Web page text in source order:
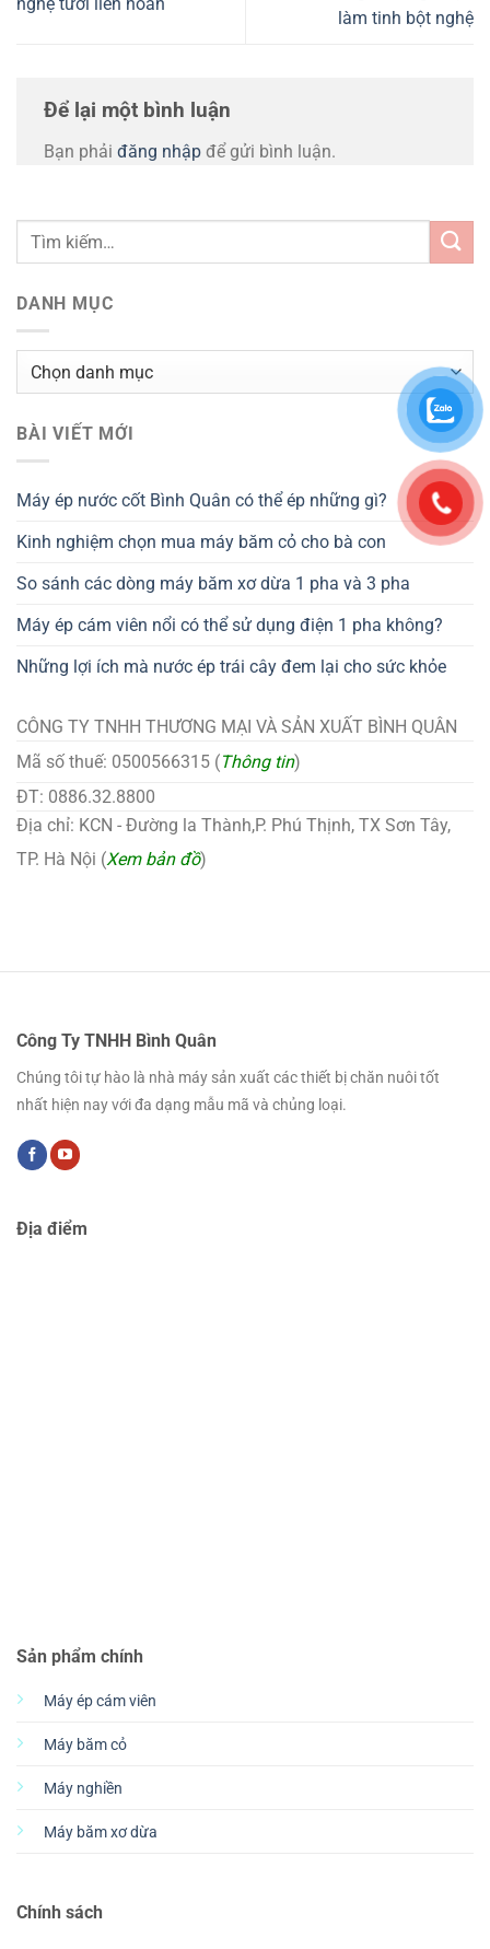
làm tinh bột nghệ
Để lại một bình luận
Bạn phải đăng nhập để gửi bình luận.
DANH MỤC
Danh
BÀI VIẾT MỚI
Máy ép nước cốt Bình Quân có thể ép những gì?
Kinh nghiệm chọn mua máy băm cỏ cho bà con
So sánh các dòng máy băm xơ dừa 1 pha và 3 pha
Máy ép cám viên nổi có thể sử dụng điện 1 pha không?
Những lợi ích mà nước ép trái cây đem lại cho sức khỏe
CÔNG TY TNHH THƯƠNG MẠI VÀ SẢN XUẤT BÌNH QUÂN
Mã số thuế: 0500566315 (Thông tin)
ĐT: 0886.32.8800
Địa chỉ: KCN - Đường la Thành,P. Phú Thịnh, TX Sơn Tây,
TP. Hà Nội (Xem bản đồ)
Công Ty TNHH Bình Quân
Chúng tôi tự hào là nhà máy sản xuất các thiết bị chăn nuôi tốt
nhất hiện nay với đa dạng mẫu mã và chủng loại.
Sản phẩm chính
Máy ép cám viên
Máy băm cỏ
Máy nghiền
Máy băm xơ dừa
Chính sách
Địa điểm